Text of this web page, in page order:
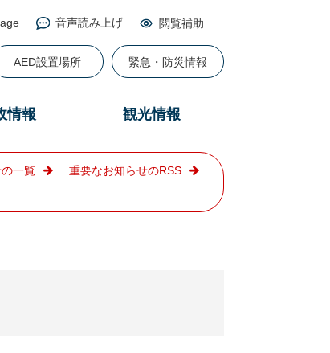
音声読み上げ 閲覧補助
AED設置場所 緊急・防災情報
情報 観光情報
一覧 重要なお知らせのRSS